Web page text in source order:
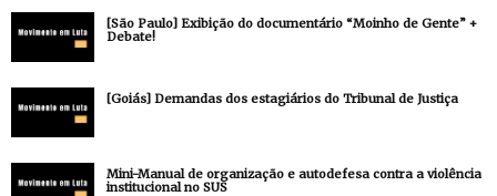
[São Paulo] Exibição do documentário “Moinho de Gente” +
Debate!
[Goiás] Demandas dos estagiários do Tribunal de Justiça
Mini-Manual de organização e autodefesa contra a violência
institucional no SUS